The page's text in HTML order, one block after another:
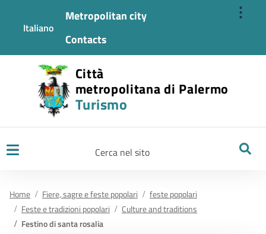
⋮
Italiano
Metropolitan city
Contacts
Città
metropolitana di Palermo
Turismo
Home Fiere, sagre e feste popolari
feste popolari
Feste e tradizioni popolari
Culture and traditions
Festino di santa rosalia